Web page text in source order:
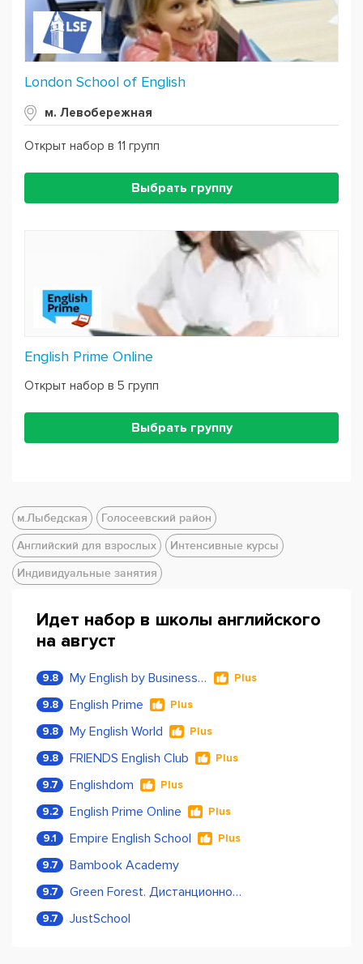
London School of English
м. Левобережная
Открыт набор в 11 групп
Выбрать группу
English Prime Online
Открыт набор в 5 групп
Выбрать группу
м.Лыбедская
Голосеевский район
Английский для взрослых
Интенсивные курсы
Индивидуальные занятия
Идет набор в школы английского
на август
9.8 My English by Business Language Plus
9.8 English Prime Plus
9.8 My English World Plus
9.8 FRIENDS English Club Plus
9.7 Englishdom Plus
9.2 English Prime Online Plus
9.1 Empire English School Plus
9.7 Bambook Academy
9.7 Green Forest. Дистанционное обучение
9.7 JustSchool